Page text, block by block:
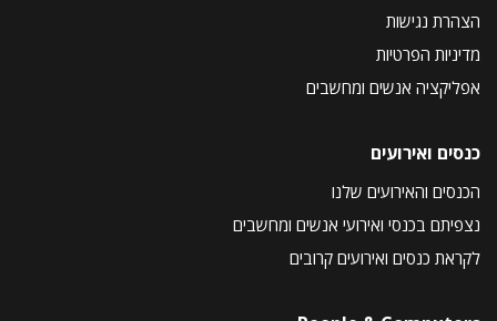
הצהרת נגישות
מדיניות הפרטיות
אפליקציה אנשים ומחשבים
כנסים ואירועים
הכנסים והאירועים שלנו
נצפיתם בכנסי ואירועי אנשים ומחשבים
לקראת כנסים ואירועים קרובים